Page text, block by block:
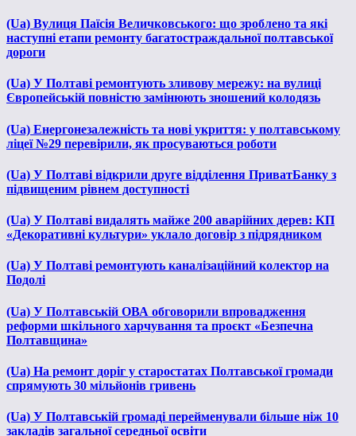
(Ua) Вулиця Паїсія Величковського: що зроблено та які
наступні етапи ремонту багатостраждальної полтавської
дороги
(Ua) У Полтаві ремонтують зливову мережу: на вулиці
Європейській повністю замінюють зношений колодязь
(Ua) Енергонезалежність та нові укриття: у полтавському
ліцеї №29 перевірили, як просуваються роботи
(Ua) У Полтаві відкрили друге відділення ПриватБанку з
підвищеним рівнем доступності
(Ua) У Полтаві видалять майже 200 аварійних дерев: КП
«Декоративні культури» уклало договір з підрядником
(Ua) У Полтаві ремонтують каналізаційний колектор на
Подолі
(Ua) У Полтавській ОВА обговорили впровадження
реформи шкільного харчування та проєкт «Безпечна
Полтавщина»
(Ua) На ремонт доріг у старостатах Полтавської громади
спрямують 30 мільйонів гривень
(Ua) У Полтавській громаді перейменували більше ніж 10
закладів загальної середньої освіти